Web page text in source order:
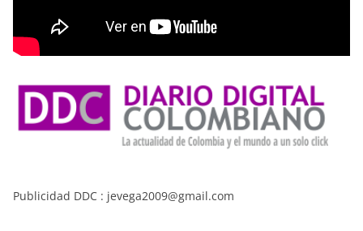
Publicidad DDC : jevega2009@gmail.com